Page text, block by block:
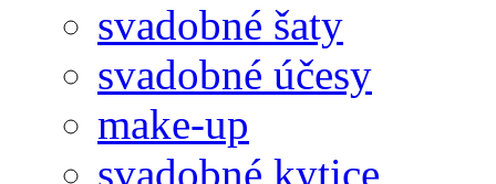
svadobné šaty
svadobné účesy
make-up
svadobné kytice